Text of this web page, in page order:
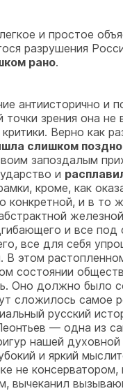
и простое
разрушения
рано.
антиисторично и
точки зрения она
Верно как
слишком
запоздалым
и
кроме, как
конкретной, и в то
и все под
все для себя
В этом
состоянии
Оно должно было
сложилось самое
русский
— одна из
нашей
и яркий
не
вычеканил